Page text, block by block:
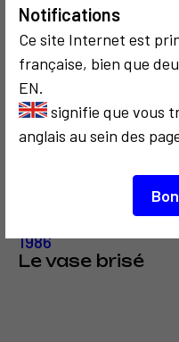
Notifications
Ce site Internet est
française, bien que
EN.
signifie que vous
anglais au sein des
1983
Temps-espace
ou Présence-
absence
1986
Le vase brisé